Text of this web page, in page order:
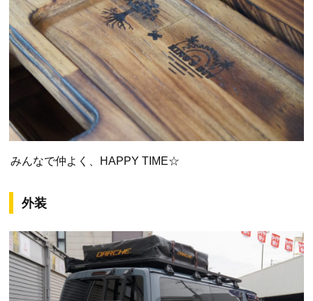
みんなで仲よく、HAPPY TIME☆
外装